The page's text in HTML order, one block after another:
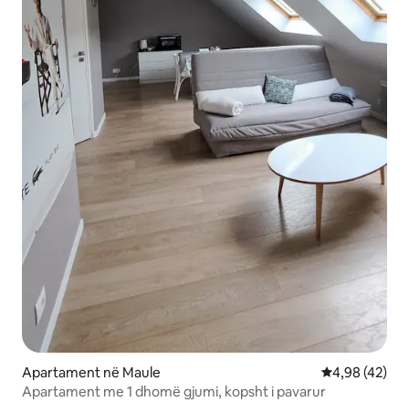
Apartament në Maule Vlerësimi
4,98 (42)
Apartament me 1 dhomë gjumi, kopsht i pavarur